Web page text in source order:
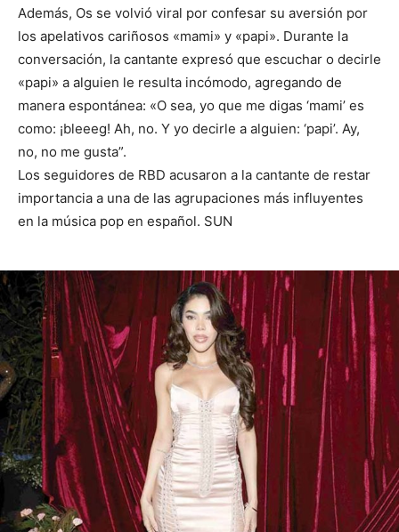
Además, Os se volvió viral por confesar su aversión por
los apelativos cariñosos «mami» y «papi». Durante la
conversación, la cantante expresó que escuchar o decirle
«papi» a alguien le resulta incómodo, agregando de
manera espontánea: «O sea, yo que me digas ‘mami’ es
como: ¡bleeeg! Ah, no. Y yo decirle a alguien: ‘papi’. Ay,
no, no me gusta”.
Los seguidores de RBD acusaron a la cantante de restar
importancia a una de las agrupaciones más influyentes
en la música pop en español. SUN